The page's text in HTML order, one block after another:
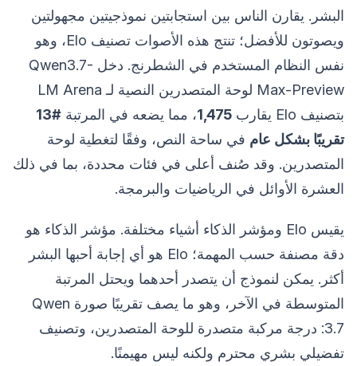
البشر. يقارن الناس بين استجابتين نموذجيتين مجهولتين
ويصوتون للأفضل؛ تنتج هذه الأصوات تصنيف Elo، وهو
نفس النظام المستخدم في الشطرنج. دخل Qwen3.7-
Max-Preview لوحة المتصدرين النصية لـ LM Arena
بتصنيف Elo يقارب
1,475، مما يضعه في المرتبة
#13
تقريبًا بشكل عام في ساحة النص، وفقًا لتغطية لوحة
المتصدرين. وقد صُنف أعلى في فئات محددة، بما في ذلك
العشرة الأوائل في الرياضيات والبرمجة.
يقيس Elo ومؤشر الذكاء أشياء مختلفة. مؤشر الذكاء هو
دقة مصنفة حسب المهمة؛ Elo هو أي إجابة أحبها البشر
أكثر. يمكن لنموذج أن يتصدر أحدهما ويحتل المرتبة
المتوسطة في الآخر، وهو ما يصف تقريبًا صورة Qwen
3.7: درجة مركبة متصدرة للوحة المتصدرين، وتصنيف
تفضيلي بشري محترم ولكنه ليس مهيمنًا.